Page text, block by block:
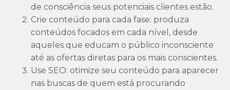
de consciência seus potenciais clientes estão.
Crie conteúdo para cada fase: produza
conteúdos focados em cada nível, desde
aqueles que educam o público inconsciente
até as ofertas diretas para os mais conscientes.
Use SEO: otimize seu conteúdo para aparecer
nas buscas de quem está procurando